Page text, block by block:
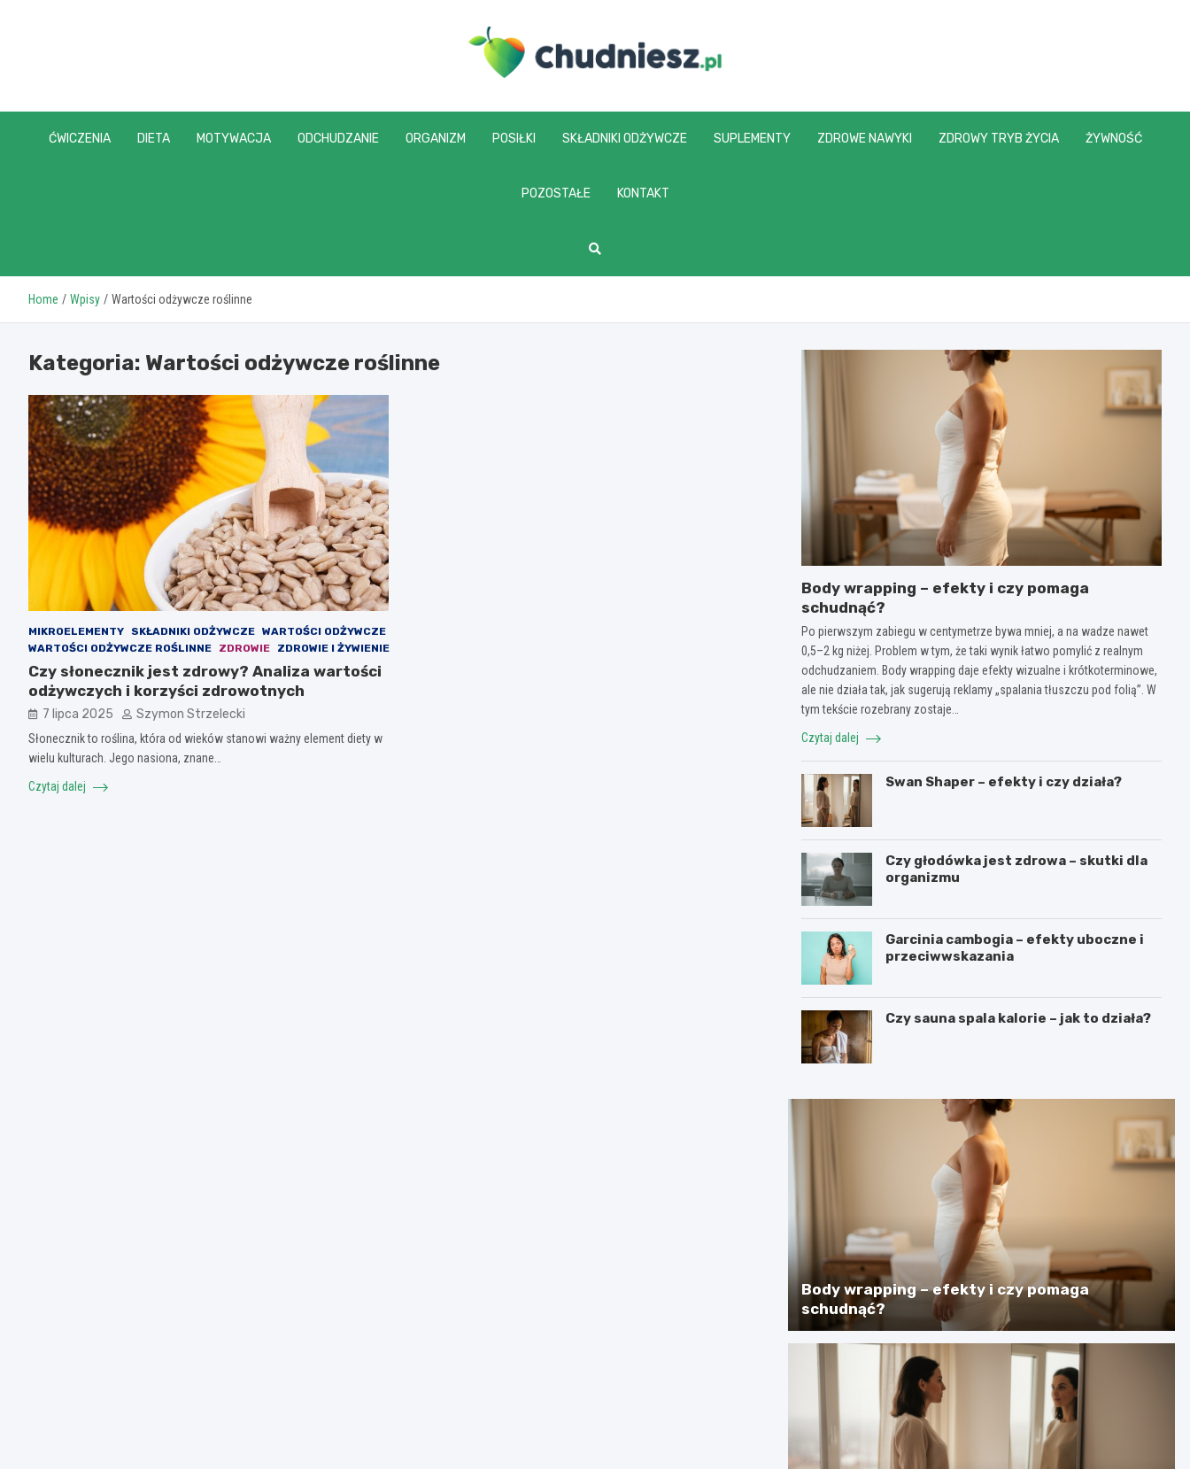
chudniesz.pl
ĆWICZENIA DIETA MOTYWACJA ODCHUDZANIE ORGANIZM POSIŁKI SKŁADNIKI ODŻYWCZE SUPLEMENTY ZDROWE NAWYKI ZDROWY TRYB ŻYCIA ŻYWNOŚĆ
POZOSTAŁE KONTAKT
Home Wpisy Wartości odżywcze roślinne
Kategoria: Wartości odżywcze roślinne
MIKROELEMENTY SKŁADNIKI ODŻYWCZE WARTOŚCI ODŻYWCZE
WARTOŚCI ODŻYWCZE ROŚLINNE
ZDROWIE ZDROWIE I ŻYWIENIE
Czy słonecznik jest zdrowy? Analiza wartości
odżywczych i korzyści zdrowotnych
7 lipca 2025 Szymon Strzelecki
Słonecznik to roślina, która od wieków stanowi ważny element diety w
wielu kulturach. Jego nasiona, znane…
Czytaj dalej
Body wrapping – efekty i czy pomaga
schudnąć?
Po pierwszym zabiegu w centymetrze bywa mniej, a na wadze nawet
0,5–2 kg niżej. Problem w tym, że taki wynik łatwo pomylić z realnym
odchudzaniem. Body wrapping daje efekty wizualne i krótkoterminowe,
ale nie działa tak, jak sugerują reklamy „spalania tłuszczu pod folią”. W
tym tekście rozebrany zostaje…
Czytaj dalej
Swan Shaper – efekty i czy działa?
Czy głodówka jest zdrowa – skutki dla
organizmu
Garcinia cambogia – efekty uboczne i
przeciwwskazania
Czy sauna spala kalorie – jak to działa?
Body wrapping – efekty i czy pomaga
schudnąć?